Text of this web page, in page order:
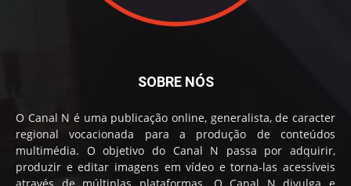
SOBRE NÓS
O Canal N é uma publicação online, generalista, de caracter
regional vocacionada para a produção de conteúdos
multimédia. O objetivo do Canal N passa por adquirir,
produzir e editar imagens em vídeo e torna-las acessíveis